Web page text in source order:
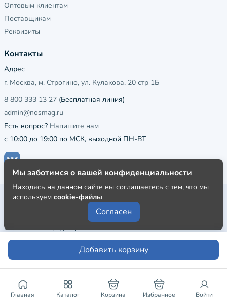
Добавить корзину
Главная Каталог Корзина Избранное Войти
Оптовым клиентам
Поставщикам
Реквизиты
Контакты
Адрес
г. Москва, м. Строгино, ул. Кулакова, 20 стр 1Б
8 800 333 13 27 (Бесплатная линия)
admin@nosmag.ru
Есть вопрос? Напишите нам
с 10:00 до 19:00 по МСК, выходной ПН-ВТ
Публичная оферта
Пользовательское соглашение
Политика конфиденциальности
Мы заботимся о вашей конфиденциальности
Находясь на данном сайте вы соглашаетесь с тем, что мы
используем cookie-файлы
Согласен